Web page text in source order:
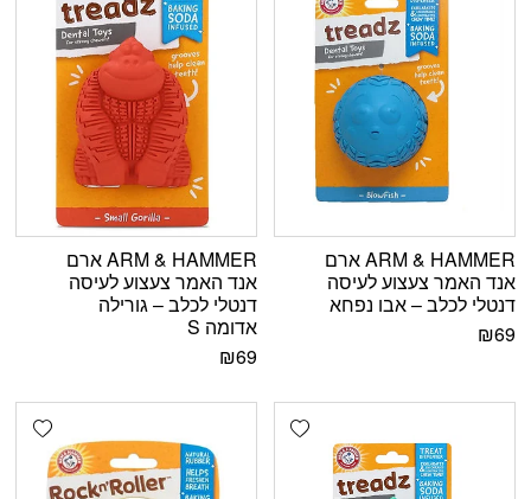
ARM & HAMMER ארם
אנד האמר צעצוע לעיסה
דנטלי לכלב – אבו נפחא
₪69
ARM & HAMMER ארם
אנד האמר צעצוע לעיסה
דנטלי לכלב – גורילה
אדומה S
₪69
Add wishlist